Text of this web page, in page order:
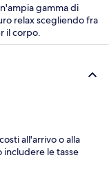
gamma di
relax scegliendo fra
il corpo.
all'arrivo o alla
le tasse